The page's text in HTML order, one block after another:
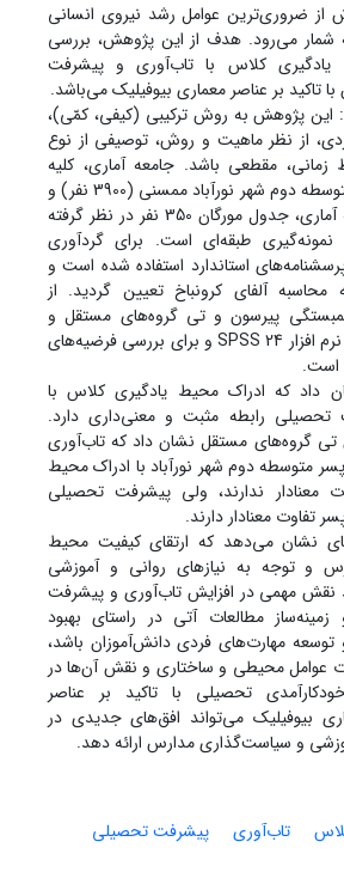
ضروری‌ترین عوامل رشد نیروی انسانی
شمار می‌رود. هدف از این پژوهش، بررسی
یادگیری کلاس با تاب‌آوری و پیشرفت
تاکید بر عناصر معماری بیوفیلیک می‌باشد.
پژوهش به روش ترکیبی (کیفی، کمّی)،
از نظر ماهیت و روش، توصیفی از نوع
مقطعی باشد. جامعه آماری، کلیه
دانش‌آموزان مقطع متوسطه دوم شهر نورآباد ممسنی (3900 نفر) و
بر اساس حجم نمونه آماری، جدول مورگان 350 نفر در نظر گرفته
طبقه‌ای است. برای گردآوری
استاندارد استفاده شده است و
محاسبه آلفای کرونباخ تعیین گردید. از
پیرسون و تی گروه‌های مستقل و
برای تحلیل داده‌ها از نرم افزار 24 SPSS و برای بررسی فرضیه‌های
است.
داد که ادراک محیط یادگیری کلاس با
رابطه مثبت و معنی‌داری دارد.
تی گروه‌های مستقل نشان داد که تاب‌آوری
متوسطه دوم شهر نورآباد با ادراک محیط
معنا‌دار ندارند، ولی پیشرفت تحصیلی
تفاوت معنا‌دار دارند.
نشان می‌دهد که ارتقای کیفیت محیط
و توجه به نیازهای روانی و آموزشی
نقش مهمی در افزایش تاب‌آوری و پیشرفت
مطالعات آتی در راستای بهبود
توسعه مهارت‌های فردی دانش‌آموزان باشد،
عوامل محیطی و ساختاری و نقش آن‌ها در
تحصیلی با تاکید بر عناصر
بیوفیلیک می‌تواند افق‌های جدیدی در
و سیاست‌گذاری مدارس ارائه دهد.
تاب‌آوری
پیشرفت تحصیلی